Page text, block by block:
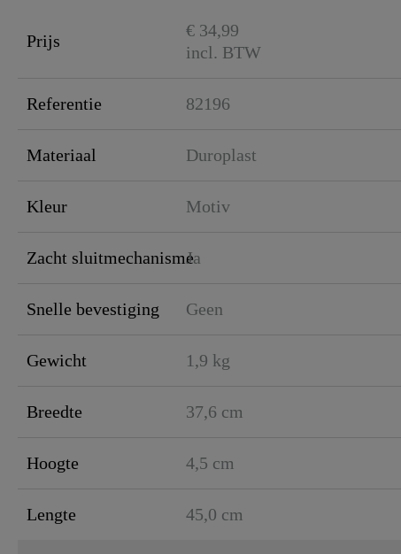
Prijs
€ 34,99
incl. BTW
Referentie 82196
Materiaal Duroplast
Kleur Motiv
Zacht sluitmechanismeJa
Snelle bevestiging Geen
Gewicht 1,9 kg
Breedte 37,6 cm
Hoogte 4,5 cm
Lengte 45,0 cm